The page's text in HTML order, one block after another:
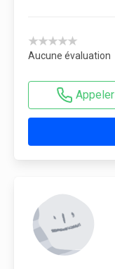
★★★★★
Aucune évaluation
Appeler